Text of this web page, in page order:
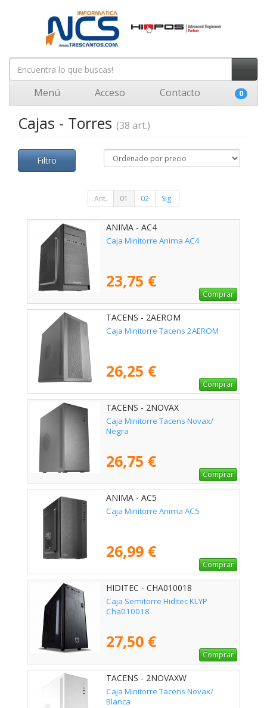
Menú Acceso Contacto 0
Cajas - Torres (38 art.)
Filtro
Ant. 01 02 Sig.
ANIMA - AC4
Caja Minitorre Anima AC4
23,75 €
Comprar
TACENS - 2AEROM
Caja Minitorre Tacens 2AEROM
26,25 €
Comprar
TACENS - 2NOVAX
Caja Minitorre Tacens Novax/
Negra
26,75 €
Comprar
ANIMA - AC5
Caja Minitorre Anima AC5
26,99 €
Comprar
HIDITEC - CHA010018
Caja Semitorre Hiditec KLYP
Cha010018
27,50 €
Comprar
TACENS - 2NOVAXW
Caja Minitorre Tacens Novax/
Blanca